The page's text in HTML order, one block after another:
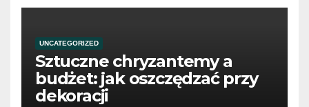
UNCATEGORIZED
Sztuczne chryzantemy a
budżet: jak oszczędzać przy
dekoracji